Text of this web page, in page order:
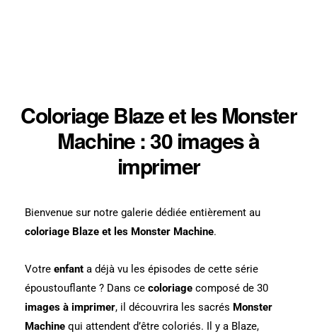
Coloriage Blaze et les Monster
Machine : 30 images à
imprimer
Bienvenue sur notre galerie dédiée entièrement au
coloriage Blaze et les Monster Machine.
Votre enfant a déjà vu les épisodes de cette série
époustouflante ? Dans ce coloriage composé de 30
images à imprimer, il découvrira les sacrés Monster
Machine qui attendent d’être coloriés. Il y a Blaze,